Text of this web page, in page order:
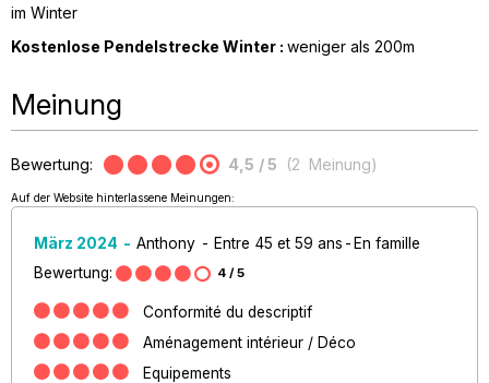
im Winter
Kostenlose Pendelstrecke Winter : weniger als 200m
Meinung
Bewertung: 4,5 / 5 (2 Meinung)
Auf der Website hinterlassene Meinungen:
März 2024 Anthony Entre 45 et 59 ans
En famille
Bewertung:
4 / 5
Conformité du descriptif
Aménagement intérieur / Déco
Equipements